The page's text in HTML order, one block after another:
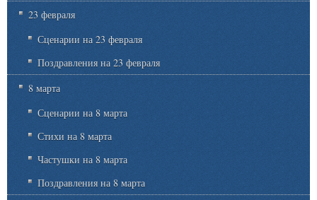
23 февраля
Сценарии на 23 февраля
Поздравления на 23 февраля
8 марта
Сценарии на 8 марта
Стихи на 8 марта
Частушки на 8 марта
Поздравления на 8 марта